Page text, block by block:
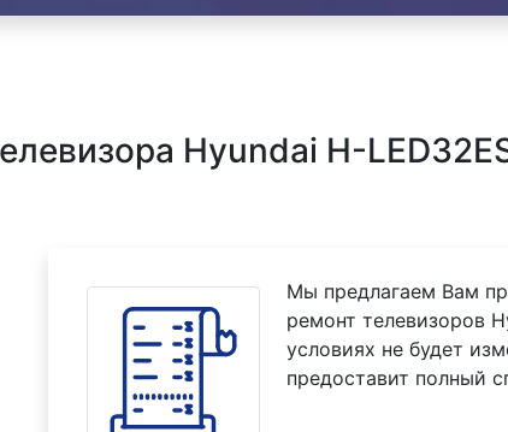
Hyundai H-
Мы предлагаем Вам
ремонт телевизоров
условиях не будет
предоставит полный